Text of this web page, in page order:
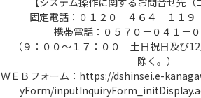
固定電話：０１２０－４６４－１１９
携帯電話：０５７０－０４１－０
（９：００～１７：００ 土日祝日及び
除く。）
ＷＥＢフォーム：https://dshinsei.e-
yForm/